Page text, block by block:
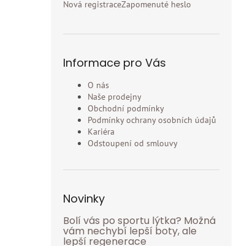
Nová registraceZapomenuté heslo
Informace pro Vás
O nás
Naše prodejny
Obchodní podmínky
Podmínky ochrany osobních údajů
Kariéra
Odstoupení od smlouvy
Novinky
Bolí vás po sportu lýtka? Možná
vám nechybí lepší boty, ale
lepší regenerace